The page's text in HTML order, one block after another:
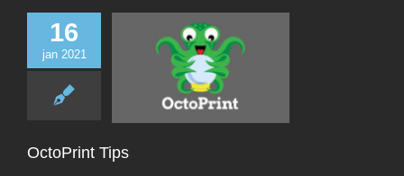
16
jan 2021
OctoPrint Tips